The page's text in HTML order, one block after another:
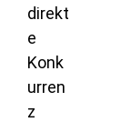
direkt
e
Konk
urren
z